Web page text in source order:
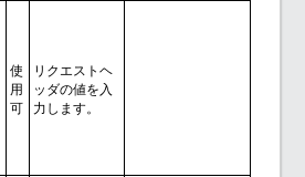
使
用
可
リクエストヘ
ッダの値を入
力します。